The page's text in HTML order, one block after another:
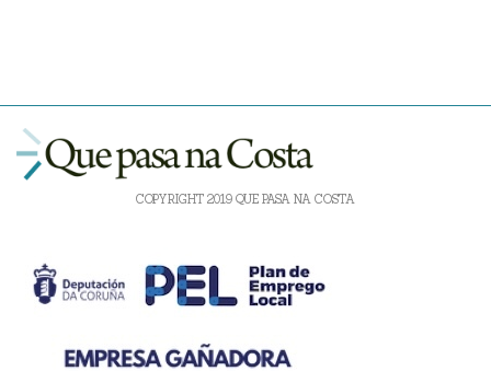
COPYRIGHT 2019 QUE PASA NA COSTA